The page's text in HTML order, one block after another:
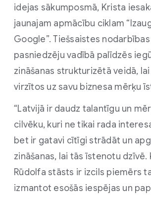
idejas sākumposmā, Krista
jaunajam apmācību ciklam
Google”. Tiešsaistes
pasniedzēju vadībā palīdzēs
zināšanas strukturizētā veidā,
virzītos uz savu biznesa mērķu
“Latvijā ir daudz talantīgu un
cilvēku, kuri ne tikai rada
bet ir gatavi cītīgi strādāt un
zināšanas, lai tās īstenotu dzīvē.
Rūdolfa stāsts ir izcils piemērs
izmantot esošās iespējas un